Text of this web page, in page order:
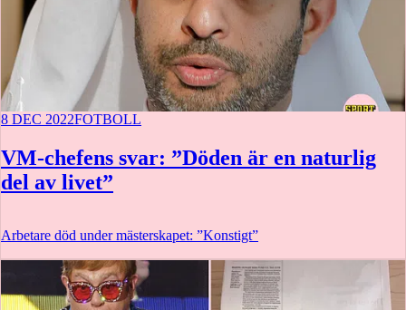
8 DEC 2022FOTBOLL
VM-chefens svar: ”Döden är en naturlig
del av livet”
Arbetare död under mästerskapet: ”Konstigt”